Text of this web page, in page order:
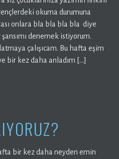
okuma durumuna
onlara bla bla bla bla diye
denemek istiyorum.
çalışıcam. Bu hafta eşim
bir kez daha anladım […]
bir kez daha neyden emin